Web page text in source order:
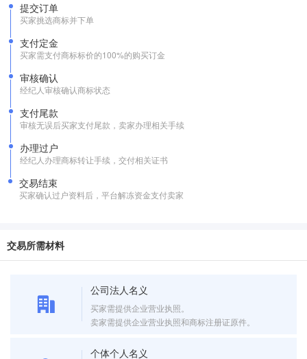
提交订单
买家挑选商标并下单
支付定金
买家需支付商标标价的100%的购买订金
审核确认
经纪人审核确认商标状态
支付尾款
审核无误后买家支付尾款，卖家办理相关手续
办理过户
经纪人办理商标转让手续，交付相关证书
交易结束
买家确认过户资料后，平台解冻资金支付卖家
交易所需材料
公司法人名义
买家需提供企业营业执照。
卖家需提供企业营业执照和商标注册证原件。
个体个人名义